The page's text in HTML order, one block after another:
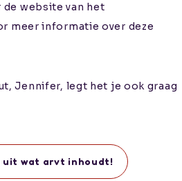
de website van het
meer informatie over deze
Jennifer, legt het je ook graag
wat arvt inhoudt!